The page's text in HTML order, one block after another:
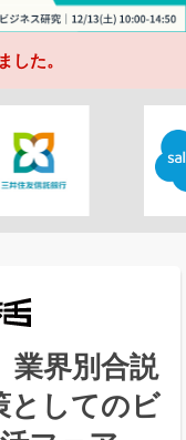
した。
業界別合説
としてのビ